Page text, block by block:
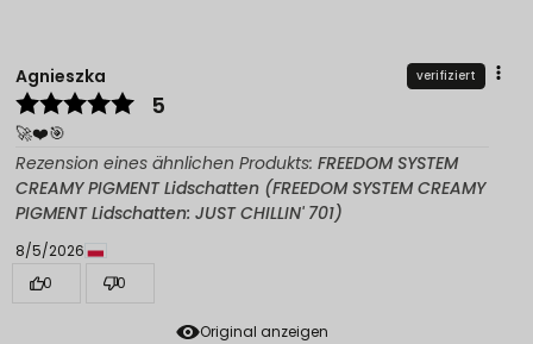
Original anzeigen
Agnieszka verifiziert
5
🚀❤️🎯
Rezension eines ähnlichen Produkts: FREEDOM SYSTEM
CREAMY PIGMENT Lidschatten (FREEDOM SYSTEM CREAMY
PIGMENT Lidschatten: JUST CHILLIN' 701)
8/5/2026
0
0